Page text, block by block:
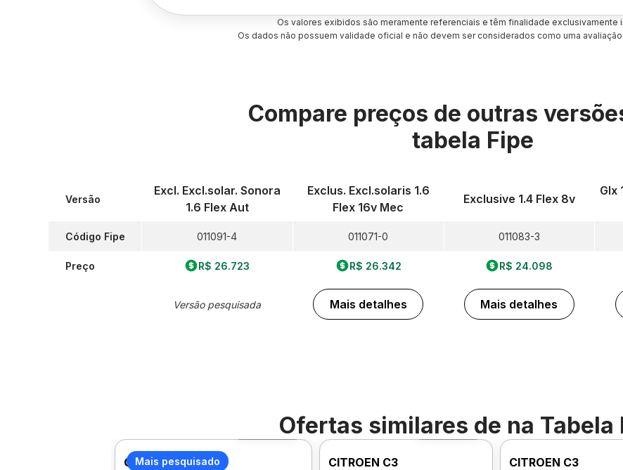
Os valores exibidos são meramente referenciais e têm finalidade exclusivamente
Os dados não possuem validade oficial e não devem ser considerados como uma
Compare preços de outras
tabela Fipe
Versão
Código Fipe
Preço
Excl. Excl.solar. Sonora
1.6 Flex Aut
011091-4
R$ 26.723
Versão pesquisada
Exclus. Excl.solaris 1.6
Flex 16v Mec
011071-0
R$ 26.342
Mais detalhes
Exclusive 1.4 Flex 8v
011083-3
R$ 24.098
Mais detalhes
Glx
Ofertas similares de na Tabela
Mais pesquisado
Foto 360º
CITROEN C3
Foto 360º
CITROEN C3 CITROEN C3